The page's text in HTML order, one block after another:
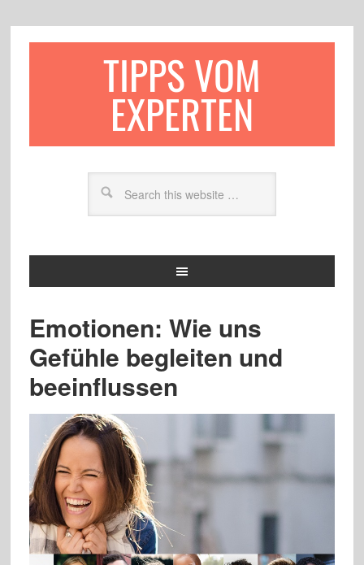
TIPPS VOM
EXPERTEN
Emotionen: Wie uns
Gefühle begleiten und
beeinflussen